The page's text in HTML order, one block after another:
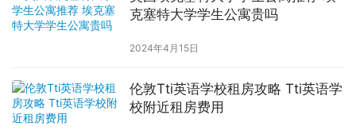
克塞特大学学生公寓贵吗
2024年4月15日
伦敦Tti英语学校租房攻略 Tti英语学
校附近租房费用